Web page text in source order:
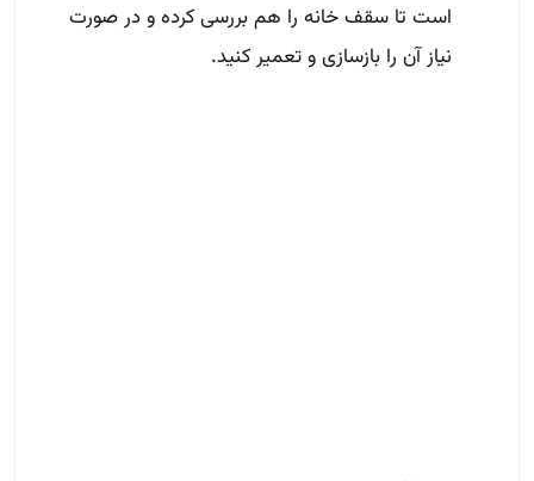
است تا سقف خانه را هم بررسی کرده و در صورت
نیاز آن را بازسازی و تعمیر کنید.